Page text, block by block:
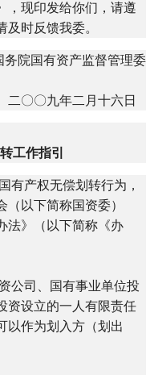
，现印发给你们，请遵
时反馈我委。
监督管理委
十六日
工作指引
产权无偿划转行为，
以下简称国资委）
法》（以下简称《办
司、国有事业单位投
资设立的一人有限责任
以作为划入方（划出